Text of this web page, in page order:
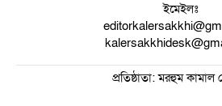
ইমেইলঃ
প্রতিষ্ঠাতা: মরহুম